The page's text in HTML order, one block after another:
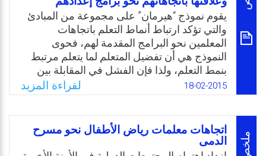
فيعرض وجهة نظره مدعومة بالأدلة العلمية
المدروسة، فليس هناك طريقة واحدة مثلى
لجميع مواقف التعليم.
WhatsApp
Facebook
Twitter
Email
يقوم نموذج “هيرمان” على مجموعة من المبادئ
والتي تؤكد ارتباط أنماط التعلم باتجاهات
المعلمين نحو البرامج المقدمة لهم، فحوى
النموذج هي أن تفضيل المتعلم لما يتعلم مرتبط
بنمط التعلم، ولذا فإن الفشل في المقابلة بين
النمط التعلمي والمنحى التدريسي يؤدي إلى
إحباط المتعلم، وإلى إخفاقه في اكتساب المهمة
التي يتدرب عليها، فيزيد جهده المبذول في التعلم،
ويصيبه الضجر والملل. من هنا جاءت ضرورة
التعرف على مدى مواءمة برنامج التأهيل التربوي
لأنماط التعلم السائدة لدى طلبة دبلوم التأهيل
18-02-2015 لقراءة المزيد
ملخص
اتجاهات معلمات رياض الأطفال نحو مسرح
الدمى